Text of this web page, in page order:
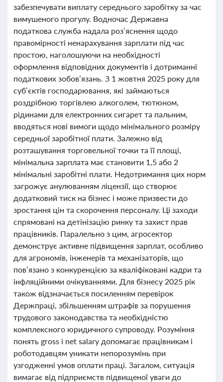
забезпечувати виплату середнього заробітку за час
вимушеного прогулу. Водночас Державна
податкова служба надала роз’яснення щодо
правомірності ненарахування зарплати під час
простою, наголошуючи на необхідності
оформлення відповідних документів і дотриманні
податкових зобов’язань. З 1 жовтня 2025 року для
суб’єктів господарювання, які займаються
роздрібною торгівлею алкоголем, тютюном,
рідинами для електронних сигарет та пальним,
вводяться нові вимоги щодо мінімального розміру
середньої заробітної плати. Залежно від
розташування торговельної точки та її площі,
мінімальна зарплата має становити 1,5 або 2
мінімальні заробітні плати. Недотримання цих норм
загрожує анулюванням ліцензії, що створює
додатковий тиск на бізнес і може призвести до
зростання цін та скорочення персоналу. Ці заходи
спрямовані на детінізацію ринку та захист прав
працівників. Паралельно з цим, агросектор
демонструє активне підвищення зарплат, особливо
для агрономів, інженерів та механізаторів, що
пов’язано з конкуренцією за кваліфіковані кадри та
інфляційними очікуваннями. Для бізнесу 2025 рік
також відзначається посиленням перевірок
Держпраці, збільшенням штрафів за порушення
трудового законодавства та необхідністю
комплексного юридичного супроводу. Розуміння
понять gross і net salary допомагає працівникам і
роботодавцям уникати непорозумінь при
узгодженні умов оплати праці. Загалом, ситуація
вимагає від підприємств підвищеної уваги до